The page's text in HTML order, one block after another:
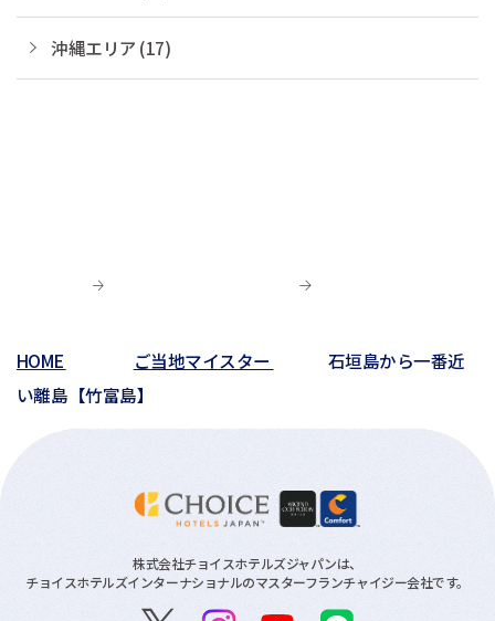
沖縄エリア (17)
HOME ご当地マイスター
石垣島から一番近
い離島【竹富島】
株式会社チョイスホテルズジャパンは、
チョイスホテルズインターナショナルのマスターフランチャイジー会社です。